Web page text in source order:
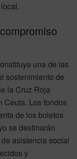
una de las
sostenimiento de
la Cruz Roja
Ceuta. Los fondos
de los boletos
se destinarán
asistencia social
y